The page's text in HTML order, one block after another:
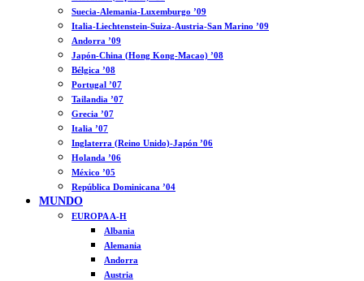
Suecia-Alemania-Luxemburgo ’09
Italia-Liechtenstein-Suiza-Austria-San Marino ’09
Andorra ’09
Japón-China (Hong Kong-Macao) ’08
Bélgica ’08
Portugal ’07
Tailandia ’07
Grecia ’07
Italia ’07
Inglaterra (Reino Unido)-Japón ’06
Holanda ’06
México ’05
República Dominicana ’04
MUNDO
EUROPA A-H
Albania
Alemania
Andorra
Austria